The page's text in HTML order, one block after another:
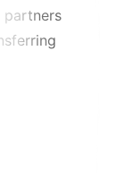
partners